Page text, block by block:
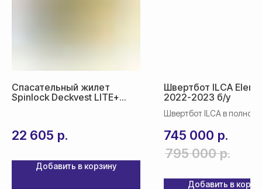
Спасательный жилет
Spinlock Deckvest LITE+
22 605 р.
Добавить в корзину
Швертбот ILCA
2022-2023 б/у
Швертбот ILCA в полной
745 000 р.
795 000 р.
Добавить в